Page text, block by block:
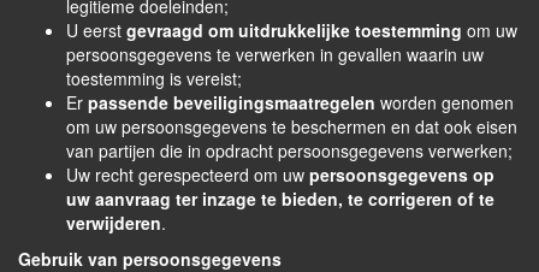
legitieme doeleinden;
U eerst gevraagd om uitdrukkelijke toestemming om uw
persoonsgegevens te verwerken in gevallen waarin uw
toestemming is vereist;
Er passende beveiligingsmaatregelen worden genomen
om uw persoonsgegevens te beschermen en dat ook eisen
van partijen die in opdracht persoonsgegevens verwerken;
Uw recht gerespecteerd om uw persoonsgegevens op
uw aanvraag ter inzage te bieden, te corrigeren of te
verwijderen.
Gebruik van persoonsgegevens